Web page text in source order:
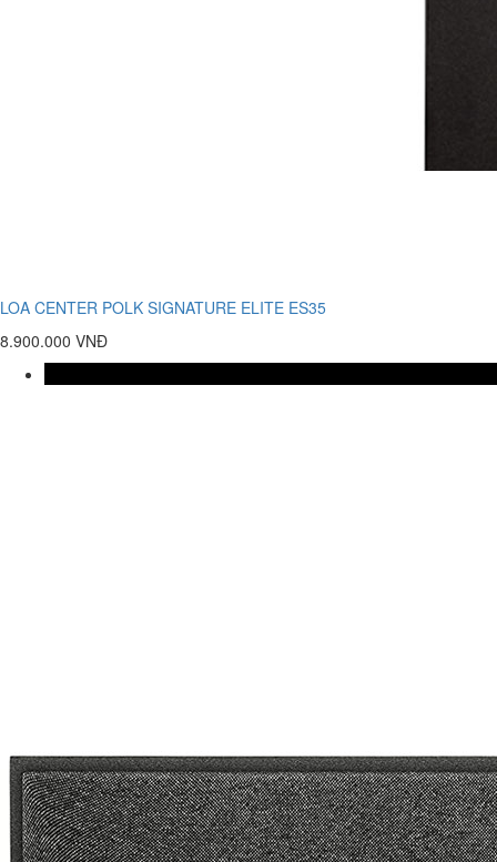
LOA CENTER POLK SIGNATURE ELITE ES35
8.900.000 VNĐ